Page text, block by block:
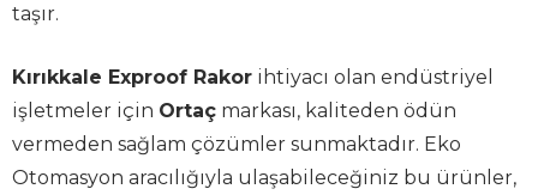
taşır.
Kırıkkale Exproof Rakor ihtiyacı olan endüstriyel
işletmeler için Ortaç markası, kaliteden ödün
vermeden sağlam çözümler sunmaktadır. Eko
Otomasyon aracılığıyla ulaşabileceğiniz bu ürünler,